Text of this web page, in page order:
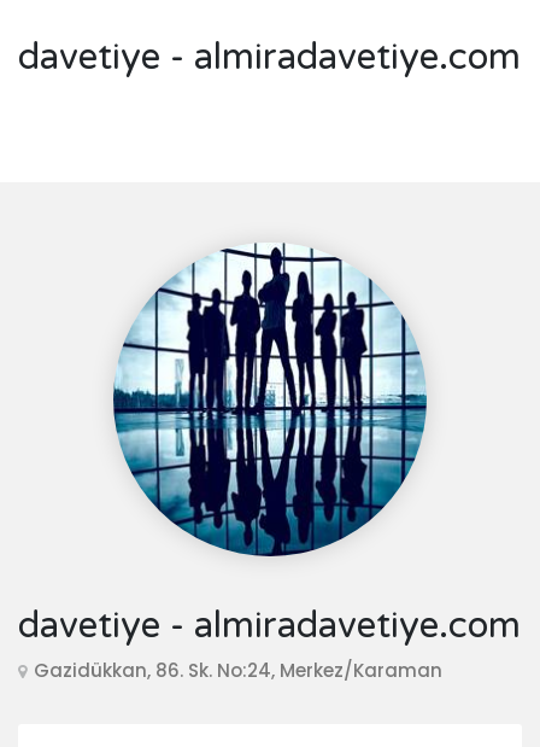
davetiye - almiradavetiye.com
davetiye - almiradavetiye.com
Gazidükkan, 86. Sk. No:24, Merkez/Karaman